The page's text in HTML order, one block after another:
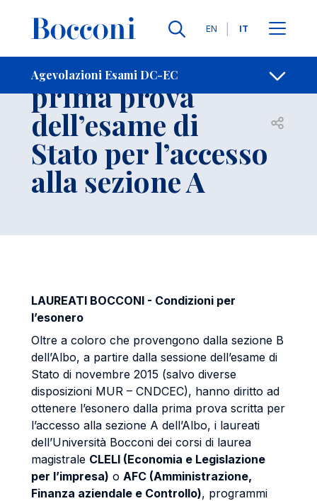
Lingue
EN IT
Agevolazioni Esami DC-EC
Briciole di pane
Esonero dalla
prima prova
dell’esame di
Stato per l’accesso
alla sezione A
Apri
LAUREATI BOCCONI - Condizioni per
l’esonero
Oltre a coloro che provengono dalla sezione B
dell’Albo, a partire dalla sessione dell’esame di
Stato di novembre 2015 (salvo diverse
disposizioni MUR – CNDCEC), hanno diritto ad
ottenere l’esonero dalla prima prova scritta per
l’accesso alla sezione A dell’Albo, i laureati
dell’Università Bocconi dei corsi di laurea
magistrale CLELI (Economia e Legislazione
per l’impresa) o AFC (Amministrazione,
Finanza aziendale e Controllo), programmi